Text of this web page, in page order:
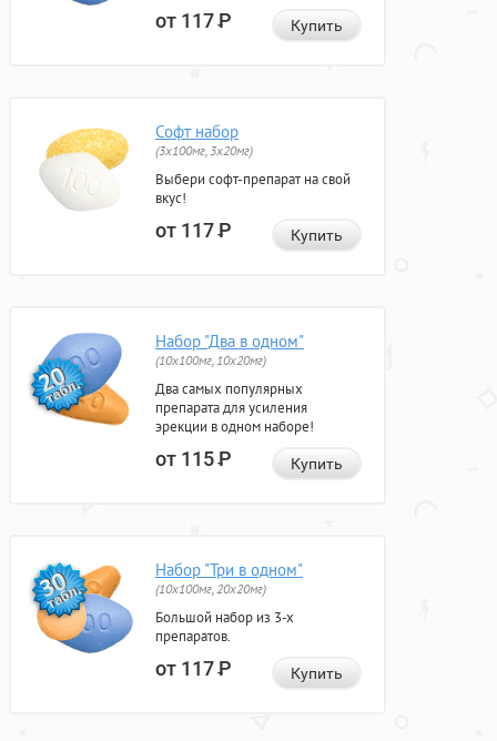
от 117Р Купить
Софт набор
(3x100мг, 3x20мг)
Выбери софт-препарат на свой
вкус!
от 117Р Купить
Набор "Два в одном"
(10x100мг, 10x20мг)
Два самых популярных
препарата для усиления
эрекции в одном наборе!
от 115Р Купить
Набор "Три в одном"
(10x100мг, 20x20мг)
Большой набор из 3-х
препаратов.
от 117Р Купить